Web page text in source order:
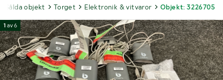
Sålda objekt Torget Elektronik & vitvaror Objekt: 3226705
1 av6